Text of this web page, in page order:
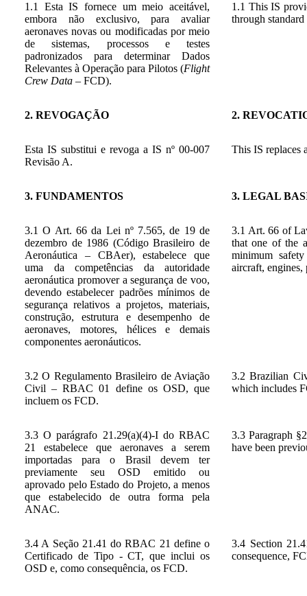
1.1 Esta IS fornece um meio aceitável,
embora não exclusivo, para avaliar
aeronaves novas ou modificadas por meio
de sistemas, processos e testes
padronizados para determinar Dados
Relevantes à Operação para Pilotos (Flight
Crew Data – FCD).
1.1 This IS
through
2. REVOGAÇÃO 2.
Esta IS substitui e revoga a IS nº 00-007
Revisão A.
This IS replaces
3. FUNDAMENTOS 3. LEGAL
3.1 O Art. 66 da Lei nº 7.565, de 19 de
dezembro de 1986 (Código Brasileiro de
Aeronáutica – CBAer), estabelece que
uma da competências da autoridade
aeronáutica promover a segurança de voo,
devendo estabelecer padrões mínimos de
segurança relativos a projetos, materiais,
construção, estrutura e desempenho de
aeronaves, motores, hélices e demais
componentes aeronáuticos.
3.1 Art. 66 of
that one of the
minimum
aircraft, engines,
3.2 O Regulamento Brasileiro de Aviação
Civil – RBAC 01 define os OSD, que
incluem os FCD.
3.2 Brazilian
which includes
3.3 O parágrafo 21.29(a)(4)-I do RBAC
21 estabelece que aeronaves a serem
importadas para o Brasil devem ter
previamente seu OSD emitido ou
aprovado pelo Estado do Projeto, a menos
que estabelecido de outra forma pela
ANAC.
3.3 Paragraph
have been
3.4 A Seção 21.41 do RBAC 21 define o
Certificado de Tipo - CT, que inclui os
OSD e, como consequência, os FCD.
3.4 Section
consequence,